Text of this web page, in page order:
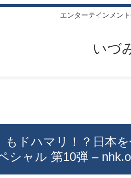
エンターテインメン
いづ
もドハマリ！？日本
シャル 第10弾 –